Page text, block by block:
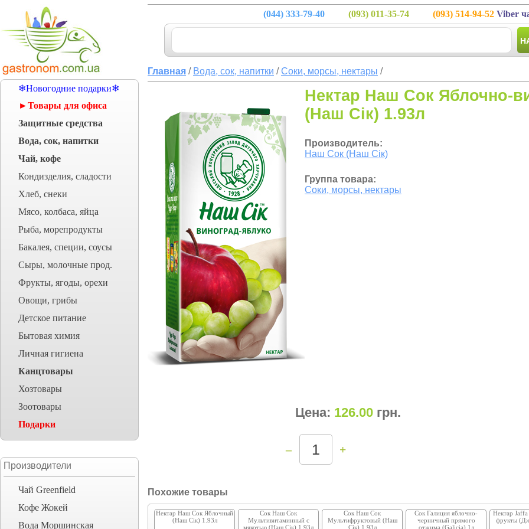
❄Новогодние подарки❄
►Товары для офиса
Защитные средства
Вода, сок, напитки
Чай, кофе
Кондизделия, сладости
Хлеб, снеки
Мясо, колбаса, яйца
Рыба, морепродукты
Бакалея, специи, соусы
Сыры, молочные прод.
Фрукты, ягоды, орехи
Овощи, грибы
Детское питание
Бытовая химия
Личная гигиена
Канцтовары
Хозтовары
Зоотовары
Подарки
Производители
Чай Greenfield
Кофе Жокей
Вода Моршинская
(044) 333-79-40 (093) 011-35-74 (093) 514-94-52 Viber
Главная / Вода, сок, напитки /Соки, морсы, нектары /
Нектар Наш Сок Яблочно-
(Наш Сік) 1.93л
Производитель:
Наш Сок (Наш Сік)
Группа товара:
Соки, морсы, нектары
Цена: 126.00 грн.
– +
Похожие товары
Нектар Наш Сок Яблочный
(Наш Сік) 1.93л
Сок Наш Сок
Мультивитаминный с
мякотью (Наш Сік) 1.93л
Сок Наш Сок
Мультифруктовый (Наш
Сік) 1.93л
Сок Галиция яблочно-
черничный прямого
отжима (Galicia) 1л
Нектар
фрукты